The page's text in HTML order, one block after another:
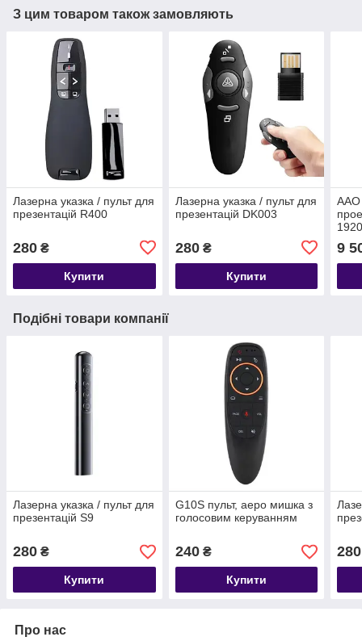
З цим товаром також замовляють
Лазерна указка / пульт для
презентацій R400
280 ₴
Купити
Лазерна указка / пульт для
презентацій DK003
280₴
Купити
9
Подібні товари компанії
Лазерна указка / пульт для
презентацій S9
280 ₴
Купити
G10S пульт, аеро мишка з
голосовим керуванням
240₴
Купити
280
Про нас